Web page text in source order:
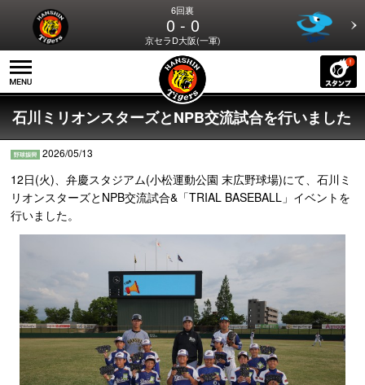
6回裏
0 - 0
京セラD大阪(一軍)
石川ミリオンスターズとNPB交流試合を行いました
2026/05/13
12日(火)、弁慶スタジアム(小松運動公園 末広野球場)にて、石川ミ
リオンスターズとNPB交流試合&「TRIAL BASEBALL」イベントを
行いました。